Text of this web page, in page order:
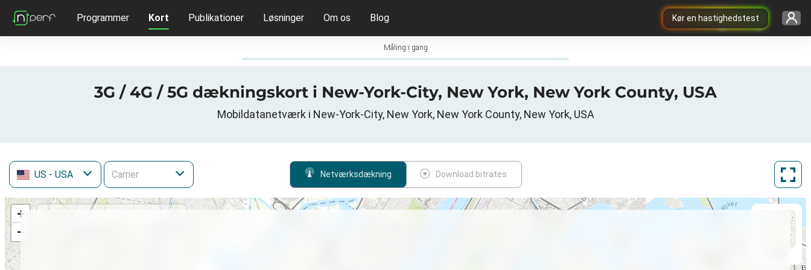
Kør en hastighedstest
Programmer Kort Publikationer Løsninger Om os Blog
Måling i gang
3G / 4G / 5G dækningskort i New-York-City, New York, New York County, USA
Mobildatanetværk i New-York-City, New York, New York County, New York, USA
US - USA Netværksdækning Download bitrates
+
−